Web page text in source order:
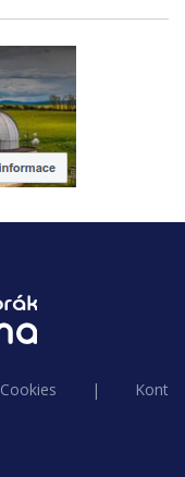
Cookies |